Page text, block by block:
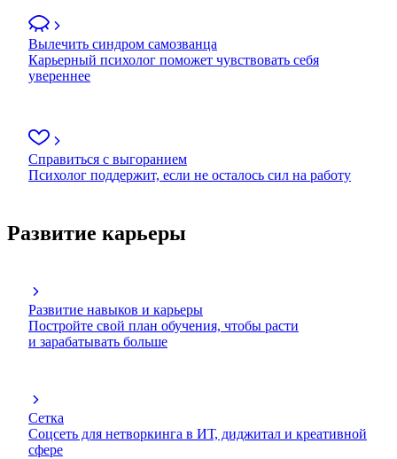
Вылечить синдром самозванца
Карьерный психолог поможет чувствовать себя
увереннее
Справиться с выгоранием
Психолог поддержит, если не осталось сил на работу
Развитие карьеры
Развитие навыков и карьеры
Постройте свой план обучения, чтобы расти
и зарабатывать больше
Сетка
Соцсеть для нетворкинга в ИТ, диджитал и креативной
сфере